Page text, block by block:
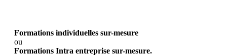
Formations individuelles sur-mesure
ou
Formations Intra entreprise sur-mesure.